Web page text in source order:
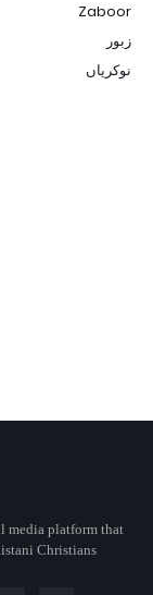
Zaboor
زبور
نوکریاں
media platform that
Christians